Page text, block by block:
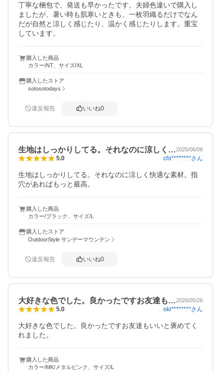
丁寧な梱包で、発送も早かったです。夫婦色違いで購入し
ましたが、暑い時も肌寒いときも、一枚羽織るだけでなん
だが自然と涼しく感じたり、温かく感じたりします。重宝
しています。
購入した商品
カラー/NT、サイズ/XL
購入したストア
sotosotodays
違反報告 いいね0
生地はしっかりしてる。それなのに涼しく…2025/06/08
5.0 chi********さん
生地はしっかりしてる。それなのに涼しく快適な素材。指
穴があればもっと最高。
購入した商品
カラー/ブラック、サイズ/L
購入したストア
OutdoorStyle サンデーマウンテン
違反報告 いいね0
大好きな色でした。良かったですお友達も…2026/05/26
5.0 oki********さん
大好きな色でした。良かったですお友達もいいと褒めてく
れました。
購入した商品
カラー/MK/メタルピンク、サイズ/L